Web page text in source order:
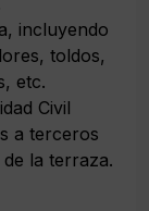
incluyendo
toldos,
etc.
Civil
a terceros
la terraza.